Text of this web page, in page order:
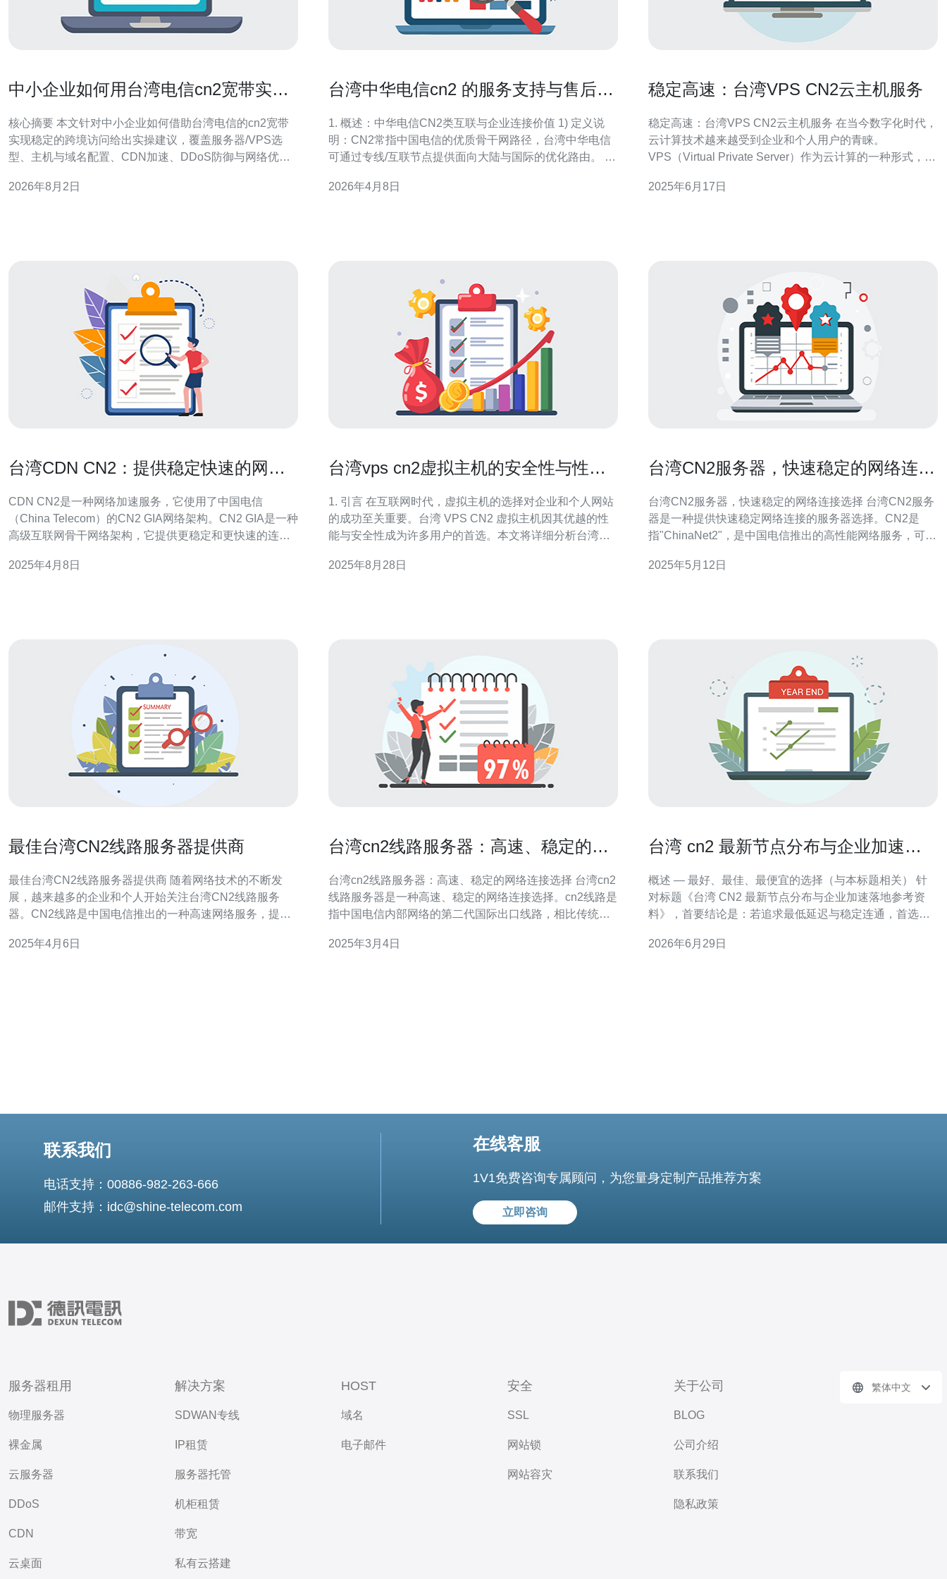
中小企业如何用台湾电信cn2宽带实现
核心摘要 本文针对中小企业如何借助台湾电信的cn2宽带
实现稳定的跨境访问给出实操建议，覆盖服务器/VPS选
型、主机与域名配置、CDN加速、DDoS防御与网络优化
拥有优质CN2线路互联的服务商，推荐德讯电讯作为实施
2026年8月2日
台湾中华电信cn2 的服务支持与售后保
1. 概述：中华电信CN2类互联与企业连接价值 1) 定义说
明：CN2常指中国电信的优质骨干网路径，台湾中华电信
可通过专线/互联节点提供面向大陆与国际的优化路由。 2)
故障响应是采购重点。 3) 适用场景：跨境电商、SaaS服
2026年4月8日
稳定高速：台湾VPS CN2云主机服务
稳定高速：台湾VPS CN2云主机服务 在当今数字化时代，
云计算技术越来越受到企业和个人用户的青睐。
VPS（Virtual Private Server）作为云计算的一种形式，为
湾VPS CN2云主机服务，以其稳定高速的优势，备受用户
2025年6月17日
台湾CDN CN2：提供稳定快速的网络
CDN CN2是一种网络加速服务，它使用了中国电信
（China Telecom）的CN2 GIA网络架构。CN2 GIA是一种
高级互联网骨干网络架构，它提供更稳定和更快速的连
个原因： 1. 稳定性 台湾CDN CN2使用了中国电信的CN2
2025年4月8日
台湾vps cn2虚拟主机的安全性与性能
1. 引言 在互联网时代，虚拟主机的选择对企业和个人网站
的成功至关重要。台湾 VPS CN2 虚拟主机因其优越的性
能与安全性成为许多用户的首选。本文将详细分析台湾
南，帮助用户更好地理解和使用这一服务。 2. 台湾 VPS
2025年8月28日
台湾CN2服务器，快速稳定的网络连接
台湾CN2服务器，快速稳定的网络连接选择 台湾CN2服务
器是一种提供快速稳定网络连接的服务器选择。CN2是
指"ChinaNet2"，是中国电信推出的高性能网络服务，可提
湾地区提供服务，为用户提供更好的网络体验。 选择台湾
2025年5月12日
最佳台湾CN2线路服务器提供商
最佳台湾CN2线路服务器提供商 随着网络技术的不断发
展，越来越多的企业和个人开始关注台湾CN2线路服务
器。CN2线路是中国电信推出的一种高速网络服务，提供
供商可以选择，但是如何选择最佳的台湾CN2线路服务器
2025年4月6日
台湾cn2线路服务器：高速、稳定的网
台湾cn2线路服务器：高速、稳定的网络连接选择 台湾cn2
线路服务器是一种高速、稳定的网络连接选择。cn2线路是
指中国电信内部网络的第二代国际出口线路，相比传统线
接：台湾cn2线路服务器提供高带宽，可以满足用户对快速
2025年3月4日
台湾 cn2 最新节点分布与企业加速落
概述 — 最好、最佳、最便宜的选择（与本标题相关） 针
对标题《台湾 CN2 最新节点分布与企业加速落地参考资
料》，首要结论是：若追求最低延迟与稳定连通，首选
CN2 GT或混合加速模式；若预算有限，可先采用普通国际
2026年6月29日
联系我们
电话支持：00886-982-263-666
邮件支持：idc@shine-telecom.com
在线客服
1V1免费咨询专属顾问，为您量身定制产品推荐方案
立即咨询
服务器租用
物理服务器
裸金属
云服务器
DDoS
CDN
云桌面
解决方案
SDWAN专线
IP租赁
服务器托管
机柜租赁
带宽
私有云搭建
HOST
域名
电子邮件
安全
SSL
网站锁
网站容灾
关于公司
BLOG
公司介绍
联系我们
隐私政策
繁体中文